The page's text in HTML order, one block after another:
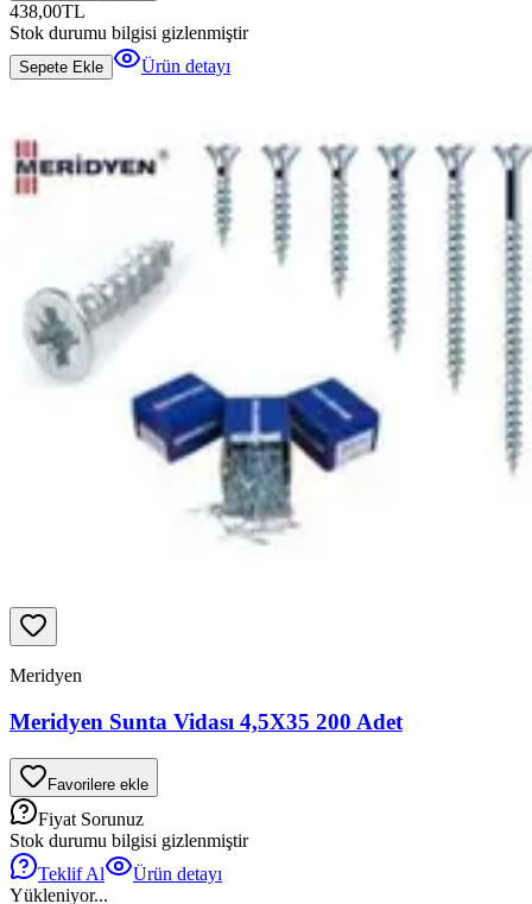
438,00TL
Stok durumu bilgisi gizlenmiştir
Sepete Ekle Ürün detayı
Meridyen
Meridyen Sunta Vidası 4,5X35 200 Adet
Favorilere ekle
Fiyat Sorunuz
Stok durumu bilgisi gizlenmiştir
Teklif Al
Ürün detayı
Yükleniyor...